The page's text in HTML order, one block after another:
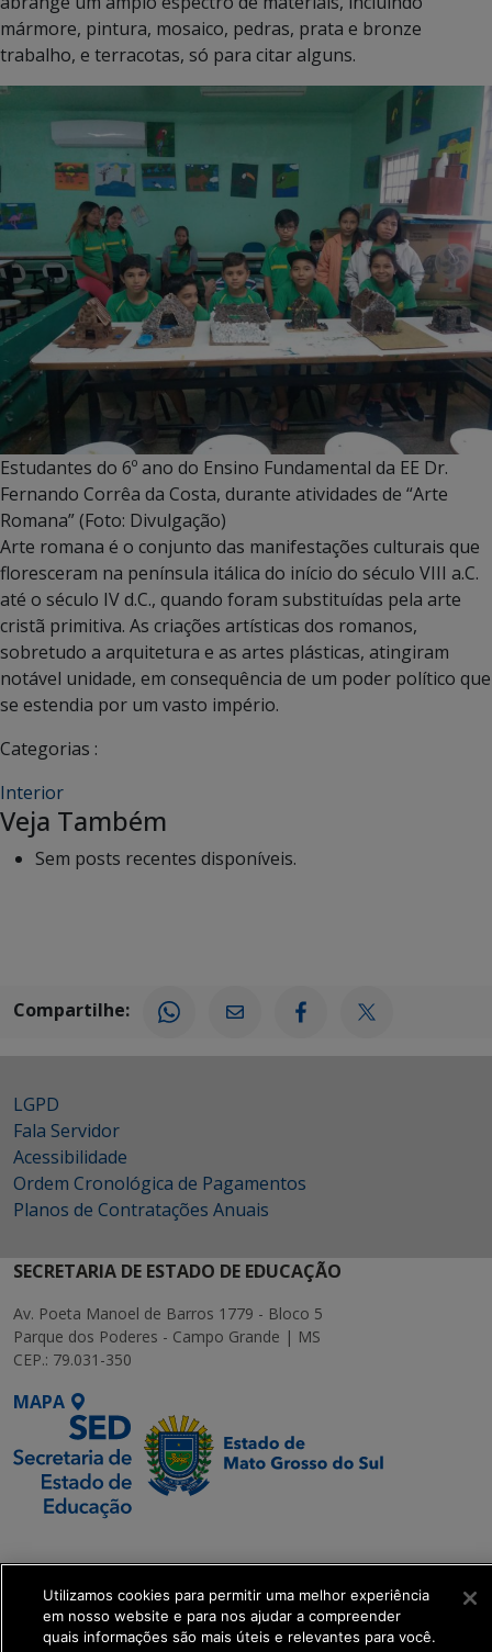
mármore, pintura, mosaico, pedras, prata e bronze
trabalho, e terracotas, só para citar alguns.
Estudantes do 6º ano do Ensino Fundamental da EE Dr.
Fernando Corrêa da Costa, durante atividades de “Arte
Romana” (Foto: Divulgação)
Arte romana é o conjunto das manifestações culturais que
floresceram na península itálica do início do século VIII a.C.
até o século IV d.C., quando foram substituídas pela arte
cristã primitiva. As criações artísticas dos romanos,
sobretudo a arquitetura e as artes plásticas, atingiram
notável unidade, em consequência de um poder político que
se estendia por um vasto império.
Categorias :
Interior
Veja Também
Sem posts recentes disponíveis.
Compartilhe:
LGPD
Fala Servidor
Acessibilidade
Ordem Cronológica de Pagamentos
Planos de Contratações Anuais
SECRETARIA DE ESTADO DE EDUCAÇÃO
Av. Poeta Manoel de Barros 1779 - Bloco 5
Parque dos Poderes - Campo Grande | MS
CEP.: 79.031-350
MAPA
Executiva de
Transformação Digital
Utilizamos cookies para permitir uma melhor experiência
em nosso website e para nos ajudar a compreender
quais informações são mais úteis e relevantes para você.